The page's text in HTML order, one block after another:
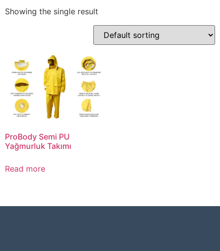
Showing the single result
ProBody Semi PU
Yağmurluk Takımı
Read more